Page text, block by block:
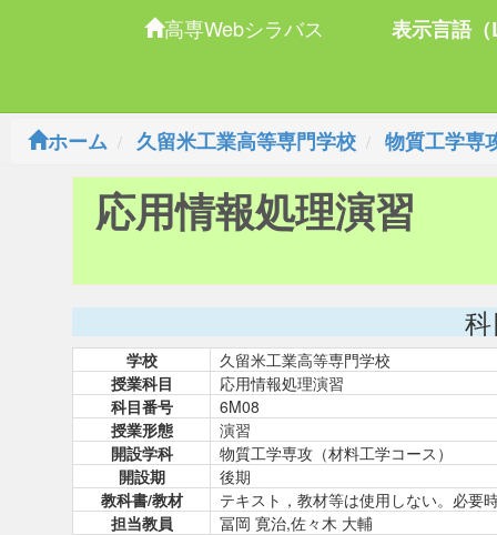
高専Webシラバス 表示言語
ホーム 久留米工業高等専門学校 物質工学専
応用情報処理演習
学校
久留米工業高等専門学校
授業科目
応用情報処理演習
科目番号
6M08
授業形態
演習
開設学科
物質工学専攻（材料工学コース）
開設期
後期
教科書/教材
テキスト，教材等は使用しない。必
担当教員
冨岡 寛治,佐々木 大輔